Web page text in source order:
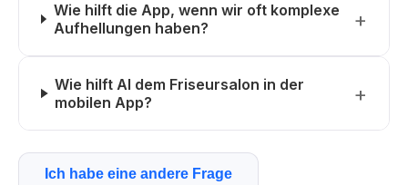
Wie hilft die App, wenn wir oft komplexe
Aufhellungen haben?
Wie hilft AI dem Friseursalon in der
mobilen App?
Ich habe eine andere Frage